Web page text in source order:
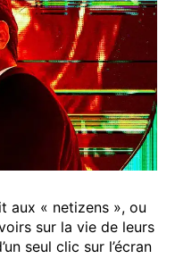
aux « netizens », ou
sur la vie de leurs
seul clic sur l’écran